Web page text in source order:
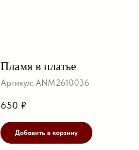
Пламя в платье
Артикул: ANM2610036
650 ₽
Добавить в корзину